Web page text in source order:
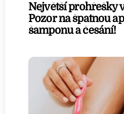
Největší prohřešky
Pozor na špatnou
šamponu a česání!